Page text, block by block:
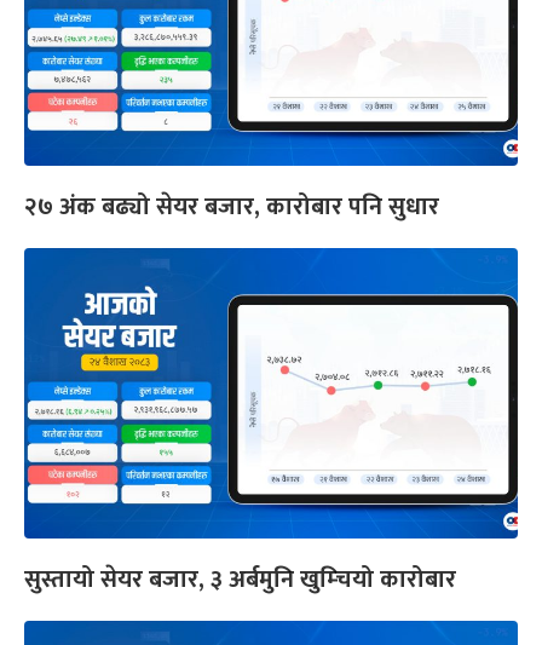
२७ अंक बढ्यो सेयर बजार, कारोबार पनि सुधार
सुस्तायो सेयर बजार, ३ अर्बमुनि खुम्चियो कारोबार